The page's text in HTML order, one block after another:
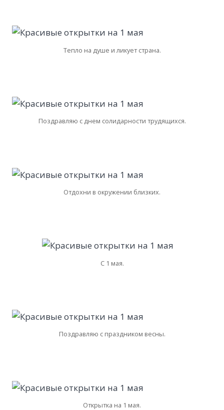
Тепло на душе и ликует страна.
Поздравляю с днем солидарности трудящихся.
Отдохни в окружении близких.
С 1 мая.
Поздравляю с праздником весны.
Открытка на 1 мая.